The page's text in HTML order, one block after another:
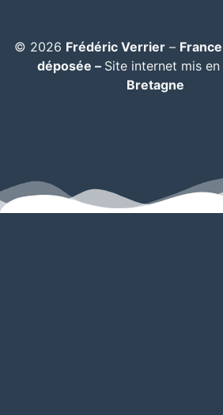
© 2026 Frédéric Verrier–
déposée – Site internet mis
Bretagne